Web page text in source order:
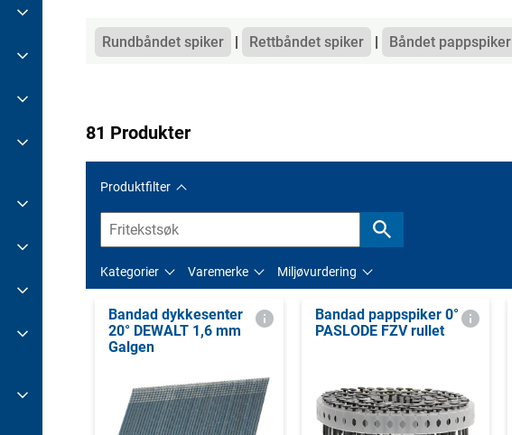
Kategorier
Rundbåndet spiker Rettbåndet spiker Båndet pappspiker
81 Produkter
Produktfilter
Kategorier Varemerke Miljøvurdering
Bandad dykkesenter
20° DEWALT 1,6 mm
Galgen
Bandad pappspiker 0°
PASLODE FZV rullet